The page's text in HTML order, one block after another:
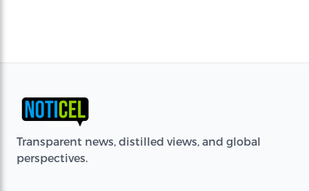
Transparent news, distilled views, and global
perspectives.